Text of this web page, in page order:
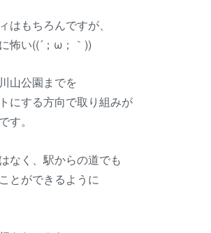
はもちろんですが、
怖い((´；ω；｀))
山公園までを
にする方向で取り組みが
す。
なく、駅からの道でも
とができるように